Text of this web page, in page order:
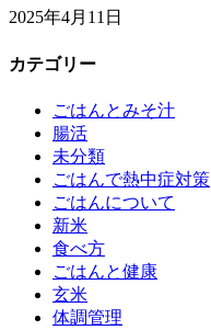
2025年4月11日
カテゴリー
ごはんとみそ汁
腸活
未分類
ごはんで熱中症対策
ごはんについて
新米
食べ方
ごはんと健康
玄米
体調管理